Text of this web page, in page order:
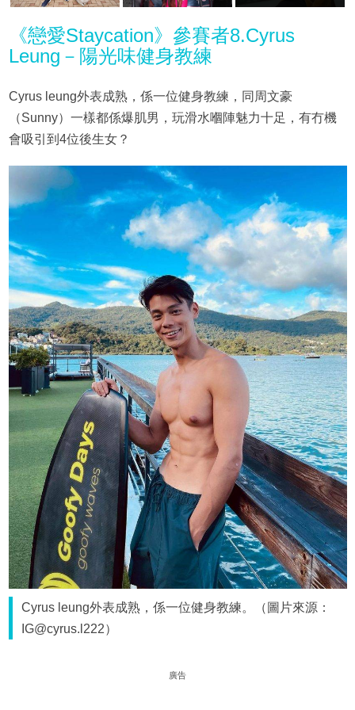
《戀愛Staycation》參賽者8.Cyrus
Leung－陽光味健身教練
Cyrus leung外表成熟，係一位健身教練，同周文豪
（Sunny）一樣都係爆肌男，玩滑水嗰陣魅力十足，有冇機
會吸引到4位後生女？
Cyrus leung外表成熟，係一位健身教練。（圖片來源：
IG@cyrus.l222）
廣告